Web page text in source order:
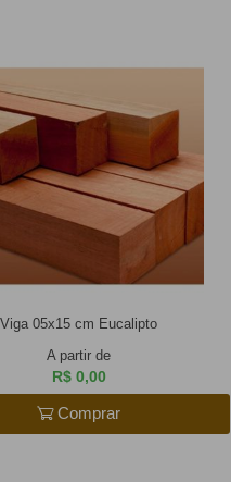
Viga 05x15 cm Eucalipto
A partir de
R$ 0,00
Comprar